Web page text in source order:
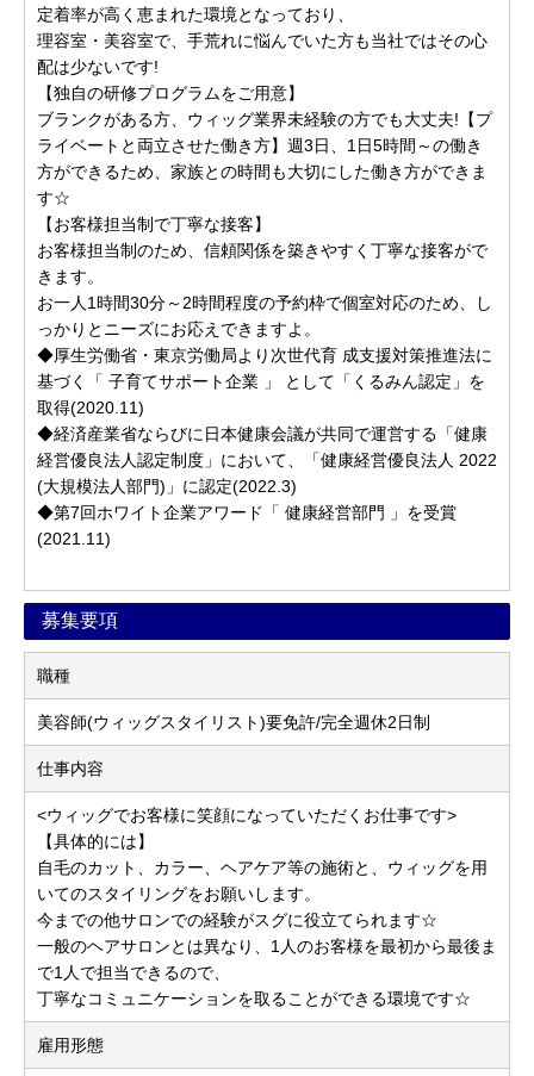
定着率が高く恵まれた環境となっており、
理容室・美容室で、手荒れに悩んでいた方も当社ではその心
配は少ないです!
【独自の研修プログラムをご用意】
ブランクがある方、ウィッグ業界未経験の方でも大丈夫!【プ
ライベートと両立させた働き方】週3日、1日5時間～の働き
方ができるため、家族との時間も大切にした働き方ができま
す☆
【お客様担当制で丁寧な接客】
お客様担当制のため、信頼関係を築きやすく丁寧な接客がで
きます。
お一人1時間30分～2時間程度の予約枠で個室対応のため、し
っかりとニーズにお応えできますよ。
◆厚生労働省・東京労働局より次世代育 成支援対策推進法に
基づく「 子育てサポート企業 」 として「くるみん認定」を
取得(2020.11)
◆経済産業省ならびに日本健康会議が共同で運営する「健康
経営優良法人認定制度」において、「健康経営優良法人 2022
(大規模法人部門)」に認定(2022.3)
◆第7回ホワイト企業アワード「 健康経営部門 」を受賞
(2021.11)
募集要項
職種
美容師(ウィッグスタイリスト)要免許/完全週休2日制
仕事内容
<ウィッグでお客様に笑顔になっていただくお仕事です>
【具体的には】
自毛のカット、カラー、ヘアケア等の施術と、ウィッグを用
いてのスタイリングをお願いします。
今までの他サロンでの経験がスグに役立てられます☆
一般のヘアサロンとは異なり、1人のお客様を最初から最後ま
で1人で担当できるので、
丁寧なコミュニケーションを取ることができる環境です☆
雇用形態